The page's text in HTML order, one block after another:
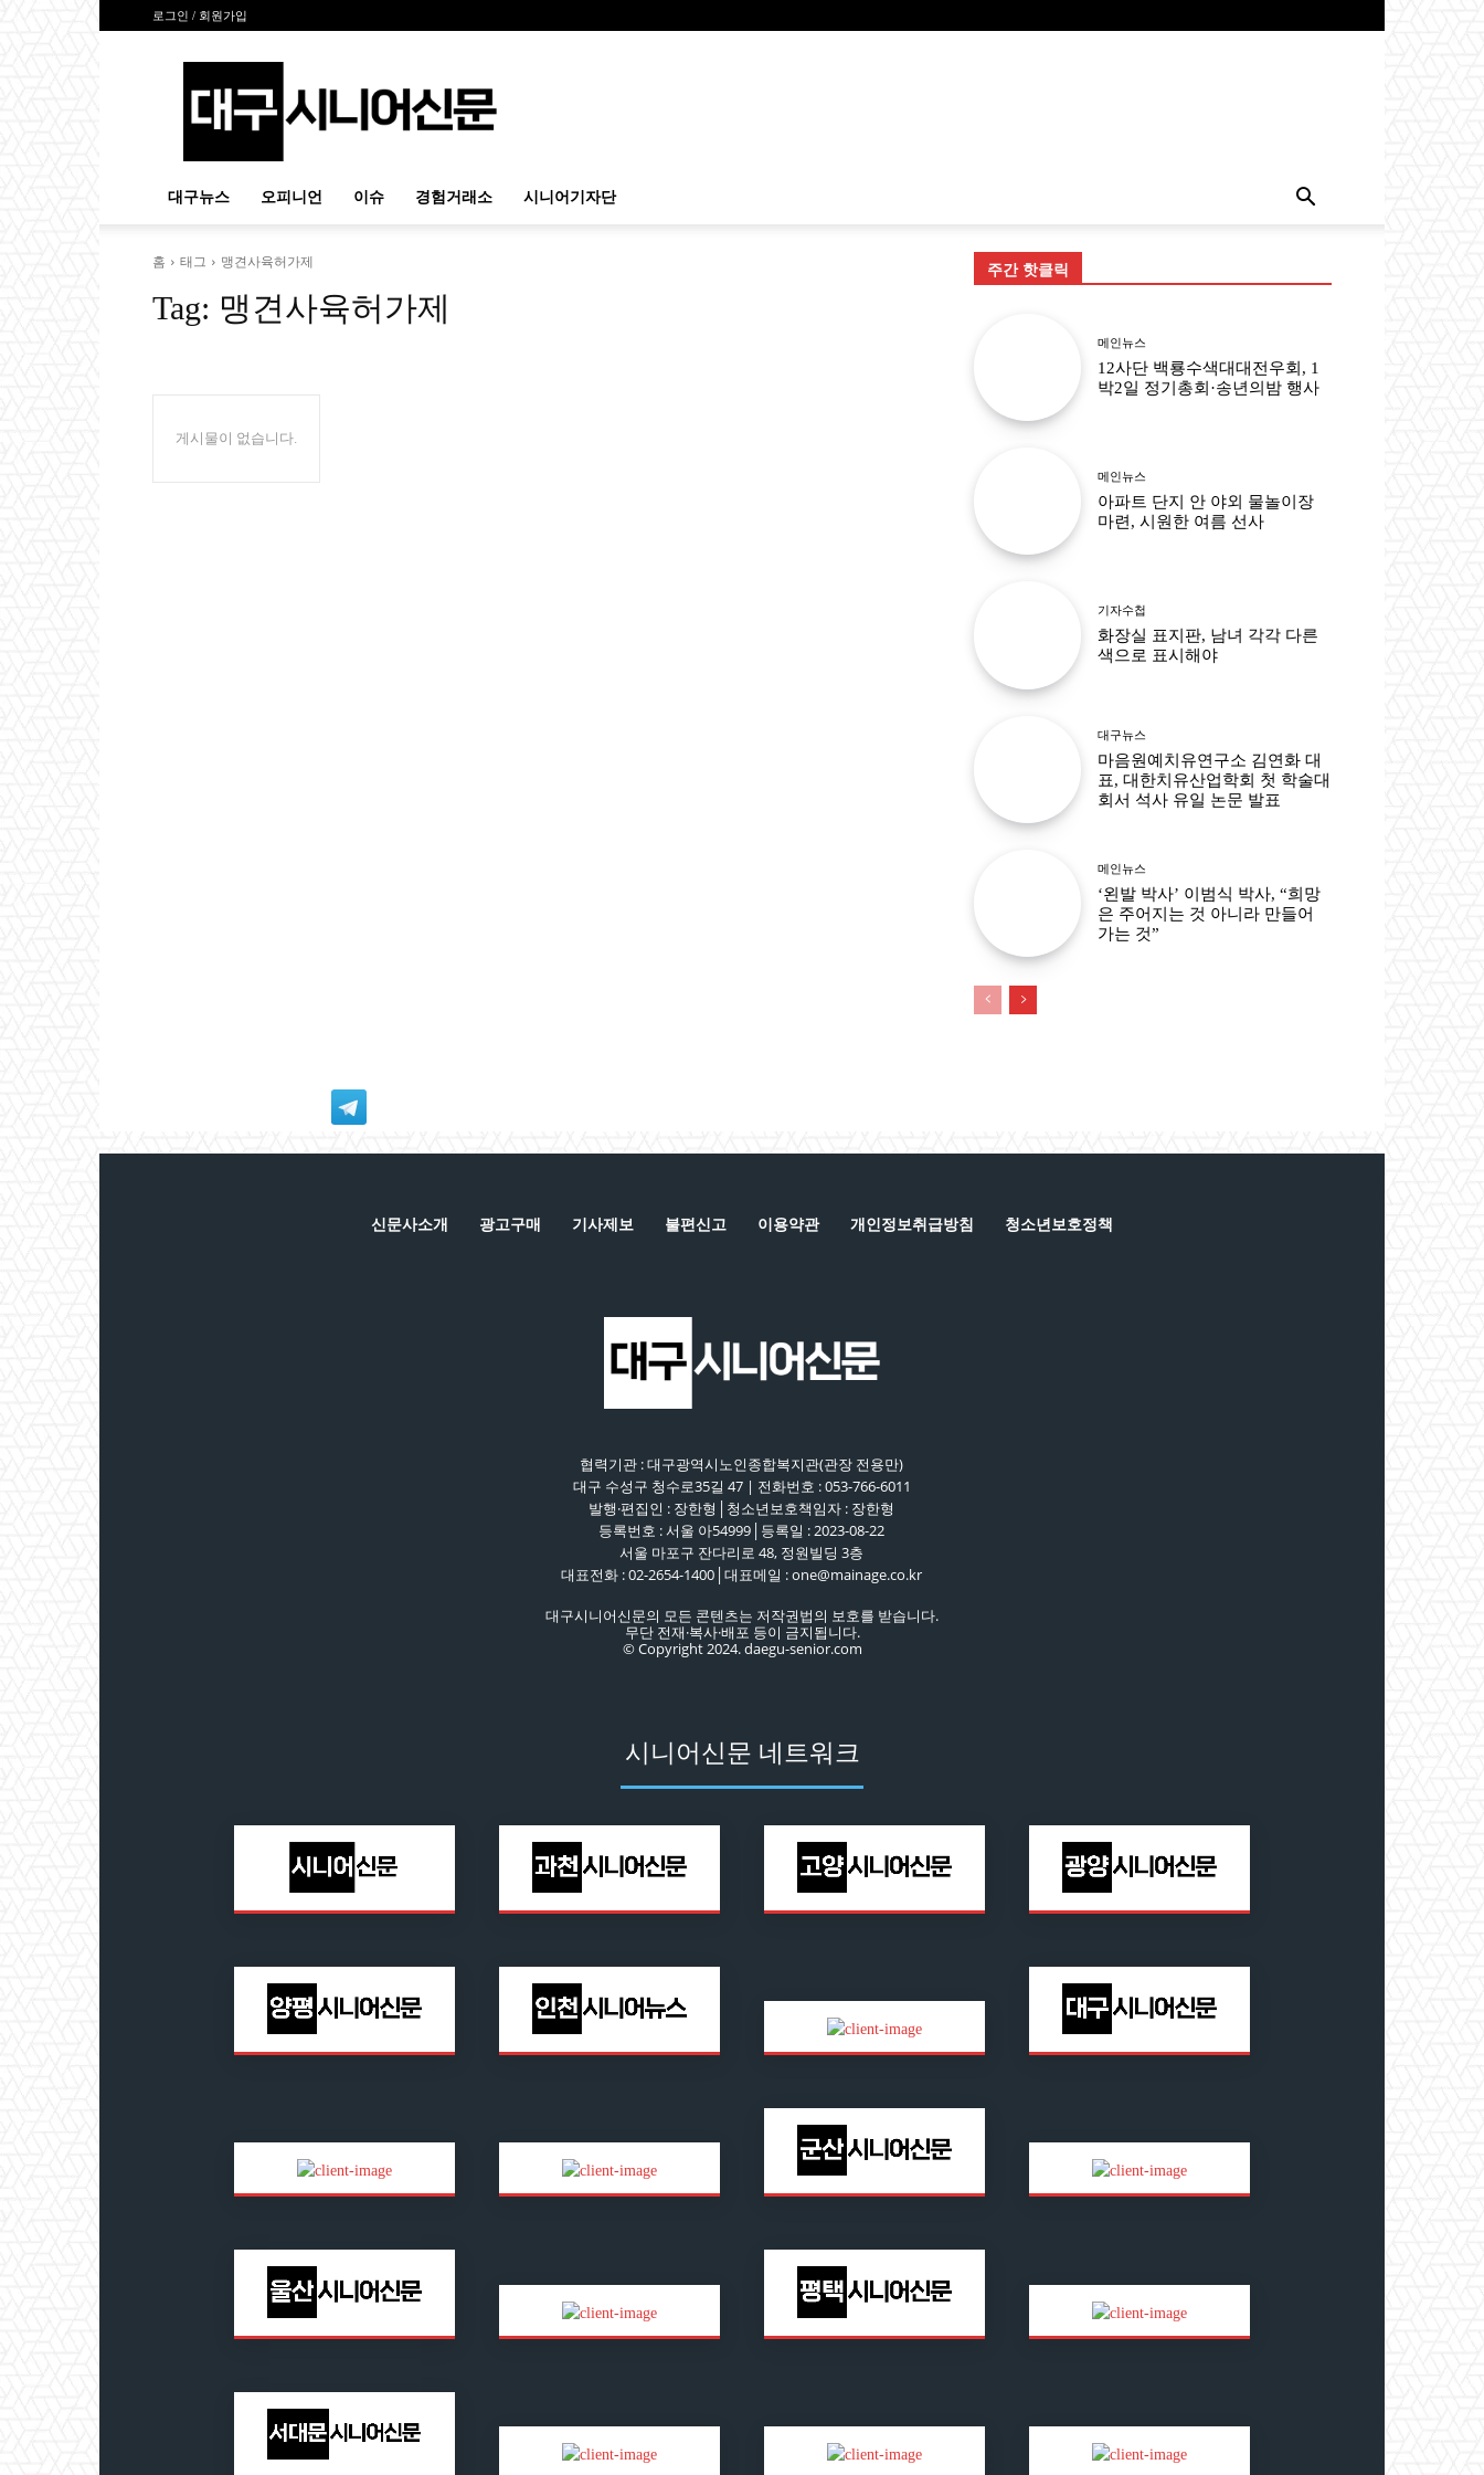
로그인 / 회원가입
시
대구뉴스 오피니언 이슈 경험거래소 시니어기자단
홈 태그 맹견사육허가제
Tag: 맹견사육허가제
게시물이 없습니다.
주간 핫클릭
메인뉴스
12사단 백룡수색대대전우회, 1
박2일 정기총회·송년의밤 행사
메인뉴스
아파트 단지 안 야외 물놀이장
마련, 시원한 여름 선사
기자수첩
화장실 표지판, 남녀 각각 다른
색으로 표시해야
대구뉴스
마음원예치유연구소 김연화 대
표, 대한치유산업학회 첫 학술대
회서 석사 유일 논문 발표
메인뉴스
‘왼발 박사’ 이범식 박사, “희망
은 주어지는 것 아니라 만들어
가는 것”
신문사소개 광고구매 기사제보 불편신고 이용약관 개인정보취급방침 청소년보호정책
협력기관 : 대구광역시노인종합복지관(관장 전용만)
대구 수성구 청수로35길 47 | 전화번호 : 053-766-6011
발행·편집인 : 장한형│청소년보호책임자 : 장한형
등록번호 : 서울 아54999│등록일 : 2023-08-22
서울 마포구 잔다리로 48, 정원빌딩 3층
대표전화 : 02-2654-1400│대표메일 : one@mainage.co.kr
대구시니어신문의 모든 콘텐츠는 저작권법의 보호를 받습니다.
무단 전재·복사·배포 등이 금지됩니다.
© Copyright 2024. daegu-senior.com
시니어신문 네트워크